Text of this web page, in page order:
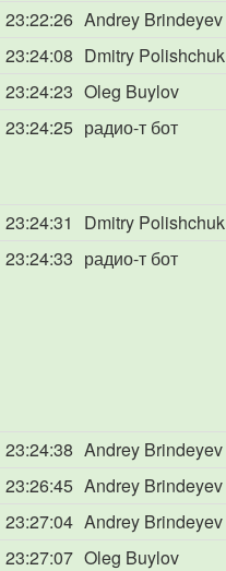
23:22:26 Andrey Brindeyev
23:24:08 Dmitry Polishchuk
23:24:23 Oleg Buylov
23:24:25 радио-т бот
23:24:31
Dmitry Polishchuk
23:24:33 радио-т бот
23:24:38 Andrey Brindeyev
23:26:45 Andrey Brindeyev
23:27:04 Andrey Brindeyev
23:27:07 Oleg Buylov